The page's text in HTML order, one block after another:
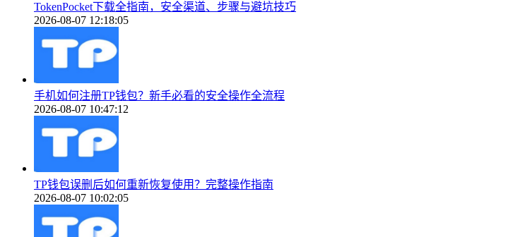
TokenPocket下载全指南，安全渠道、步骤与避坑技巧
2026-08-07 12:18:05
手机如何注册TP钱包？新手必看的安全操作全流程
2026-08-07 10:47:12
TP钱包误删后如何重新恢复使用？完整操作指南
2026-08-07 10:02:05